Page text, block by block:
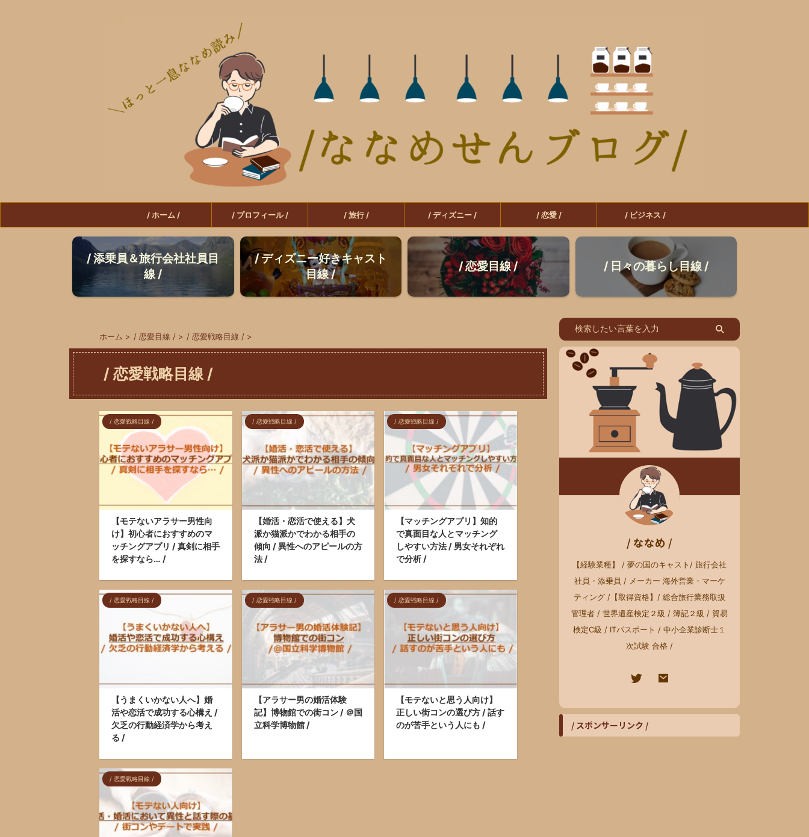
/ ホーム / / プロフィール / / 旅行 / / ディズニー / / 恋愛 / / ビジネス /
/ 添乗員＆旅行会社社員目
線 /
/ ディズニー好きキャスト
目線 /
/ 恋愛目線 / / 日々の暮らし目線 /
ホーム > / 恋愛目線 / > / 恋愛戦略目線 / >
/ 恋愛戦略目線 /
/ 恋愛戦略目線 /
【モテないアラサー男性向
け】初心者におすすめのマ
ッチングアプリ / 真剣に相手
を探すなら… /
/ 恋愛戦略目線 /
【婚活・恋活で使える】犬
派か猫派かでわかる相手の
傾向 / 異性へのアピールの方
法 /
/ 恋愛戦略目線 /
【マッチングアプリ】知的
で真面目な人とマッチング
しやすい方法 / 男女それぞれ
で分析 /
/ 恋愛戦略目線 /
【うまくいかない人へ】婚
活や恋活で成功する心構え /
欠乏の行動経済学から考え
る /
/ 恋愛戦略目線 /
【アラサー男の婚活体験
記】博物館での街コン / ＠国
立科学博物館 /
/ 恋愛戦略目線 /
【モテないと思う人向け】
正しい街コンの選び方 / 話す
のが苦手という人にも /
/ 恋愛戦略目線 /
/ ななめ /
【経験業種】 / 夢の国のキャスト/ 旅行会社
社員・添乗員 / メーカー 海外営業・マーケ
ティング /【取得資格】/ 総合旅行業務取扱
管理者 / 世界遺産検定２級 / 簿記２級 / 貿易
検定C級 / ITパスポート / 中小企業診断士１
次試験 合格 /
/ スポンサーリンク /